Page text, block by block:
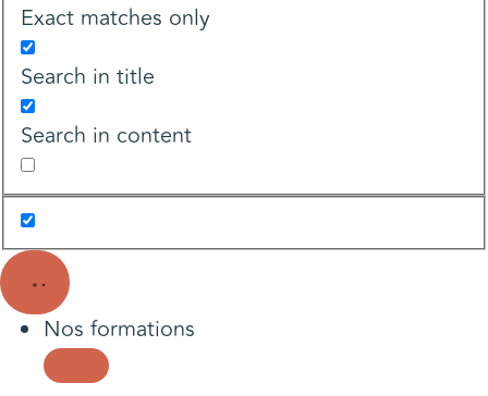
Exact matches only
Search in title
Search in content
Nos formations